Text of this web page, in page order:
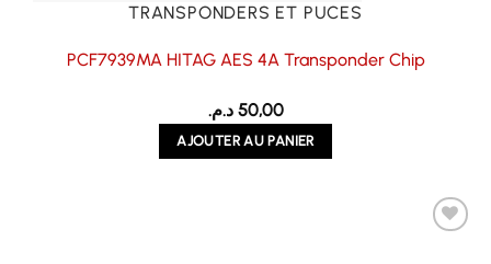
TRANSPONDERS ET PUCES
PCF7939MA HITAG AES 4A Transponder Chip
50,00 د.م.
AJOUTER AU PANIER